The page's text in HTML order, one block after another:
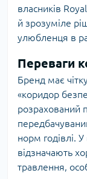
власників
й зрозуміле
улюбленця в
Переваги
Бренд має
«коридор
розрахований
норм годівлі.
відзначають
травлення,